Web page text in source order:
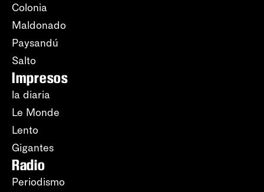
Colonia
Maldonado
Paysandú
Salto
Impresos
la diaria
Le Monde
Lento
Gigantes
Radio
Periodismo